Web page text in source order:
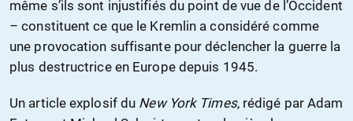
même s’ils sont injustifiés du point de vue de l’Occident
– constituent ce que le Kremlin a considéré comme
une provocation suffisante pour déclencher la guerre la
plus destructrice en Europe depuis 1945.
Un article explosif du New York Times, rédigé par Adam